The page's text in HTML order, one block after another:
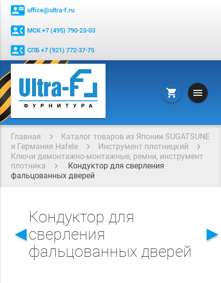
contact_mail office@ultra-f.ru
contact_phone МСК +7 (495) 790-23-03
contact_phone СПБ +7 (921) 772-37-75
shopping_cart menu
Главная
Каталог товаров из Японии SUGATSUNE
и Германия Hafele
Инструмент плотницкий
Ключи демонтажно-монтажные, ремни, инструмент
плотника
Кондуктор для сверления
фальцованных дверей
◄
Кондуктор для
сверления
фальцованных дверей